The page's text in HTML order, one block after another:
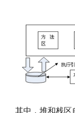
其中，堆和栈区